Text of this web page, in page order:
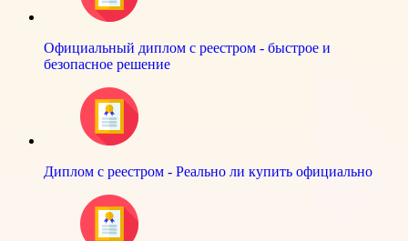
Официальный диплом с реестром - быстрое и
безопасное решение
Диплом с реестром - Реально ли купить официально